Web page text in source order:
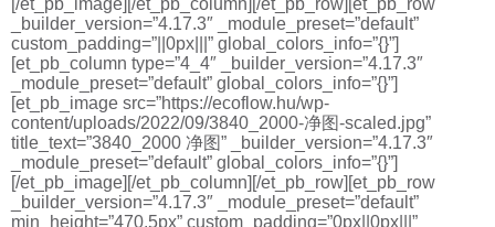
[/et_pb_image][/et_pb_column][/et_pb_row][et_pb_row
_builder_version=”4.17.3″ _module_preset=”default”
custom_padding=”||0px|||” global_colors_info=”{}”]
[et_pb_column type=”4_4″ _builder_version=”4.17.3″
_module_preset=”default” global_colors_info=”{}”]
[et_pb_image src=”https://ecoflow.hu/wp-
content/uploads/2022/09/3840_2000-净图-scaled.jpg”
title_text=”3840_2000 净图” _builder_version=”4.17.3″
_module_preset=”default” global_colors_info=”{}”]
[/et_pb_image][/et_pb_column][/et_pb_row][et_pb_row
_builder_version=”4.17.3″ _module_preset=”default”
min_height=”470.5px” custom_padding=”0px||0px|||”